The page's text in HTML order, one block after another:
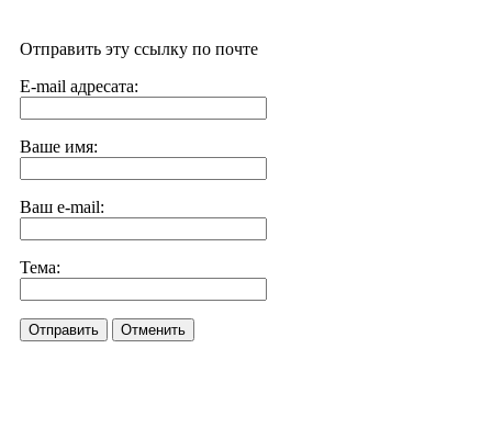
Отправить эту ссылку по почте
E-mail адресата:
Ваше имя:
Ваш e-mail:
Тема:
Отправить Отменить